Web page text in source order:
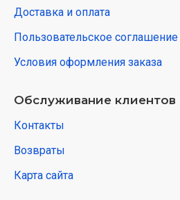
Доставка и оплата
Пользовательское соглашение
Условия оформления заказа
Обслуживание клиентов
Контакты
Возвраты
Карта сайта